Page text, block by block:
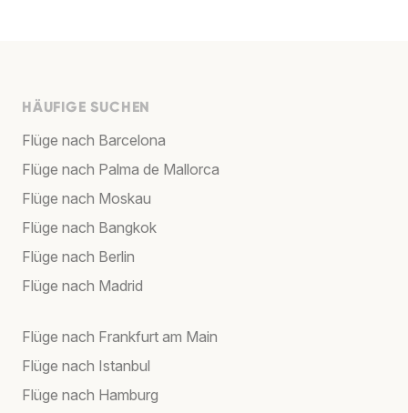
HÄUFIGE SUCHEN
Flüge nach Barcelona
Flüge nach Palma de Mallorca
Flüge nach Moskau
Flüge nach Bangkok
Flüge nach Berlin
Flüge nach Madrid
Flüge nach Frankfurt am Main
Flüge nach Istanbul
Flüge nach Hamburg